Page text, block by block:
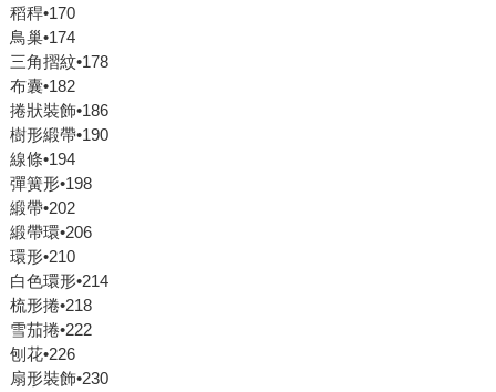
稻稈•170
鳥巢•174
三角摺紋•178
布囊•182
捲狀裝飾•186
樹形緞帶•190
線條•194
彈簧形•198
緞帶•202
緞帶環•206
環形•210
白色環形•214
梳形捲•218
雪茄捲•222
刨花•226
扇形裝飾•230